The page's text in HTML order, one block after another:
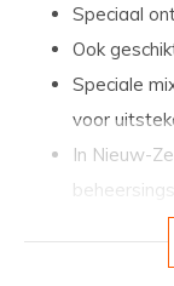
Speciaal
Ook
Speciale
voor
In Nieuw-